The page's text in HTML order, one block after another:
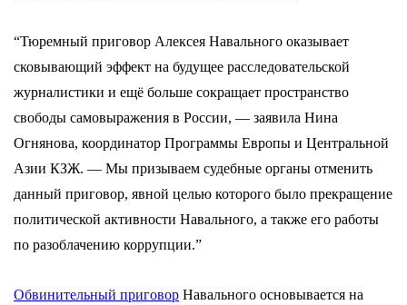
“Тюремный приговор Алексея Навального оказывает
сковывающий эффект на будущее расследовательской
журналистики и ещё больше сокращает пространство
свободы самовыражения в России, — заявила Нина
Огнянова, координатор Программы Европы и Центральной
Азии КЗЖ. — Мы призываем судебные органы отменить
данный приговор, явной целью которого было прекращение
политической активности Навального, а также его работы
по разоблачению коррупции.”
Обвинительный приговор Навального основывается на